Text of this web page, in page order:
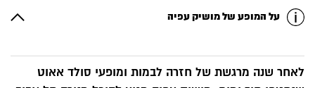
על המופע של מושיק עפיה
לאחר שנה מרגשת של חזרה לבמות ומופעי סולד אאוט